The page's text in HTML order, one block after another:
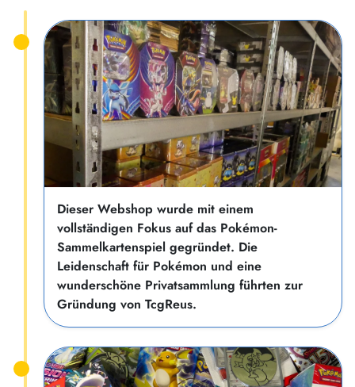
Dieser Webshop wurde mit einem
vollständigen Fokus auf das Pokémon-
Sammelkartenspiel gegründet. Die
Leidenschaft für Pokémon und eine
wunderschöne Privatsammlung führten zur
Gründung von TcgReus.